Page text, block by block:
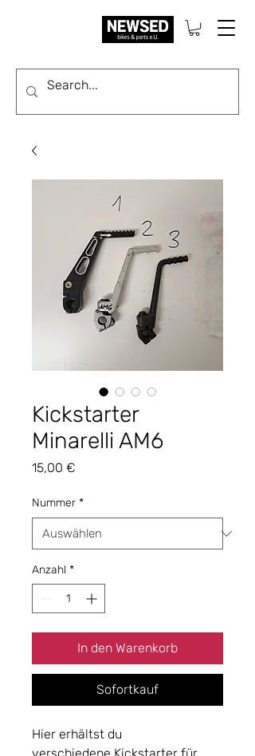
Kickstarter
Minarelli AM6
15,00 €
Nummer *
Anzahl *
In den Warenkorb
Sofortkauf
Hier erhältst du